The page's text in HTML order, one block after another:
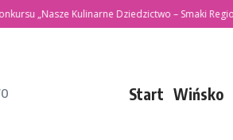
Kulinarne Dziedzictwo – Smaki Regionów”
Start Wińsko